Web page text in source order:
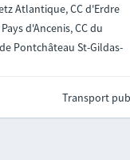
Atlantique, CC d'Erdre
d'Ancenis, CC du
Pontchâteau St-Gildas-
Transport